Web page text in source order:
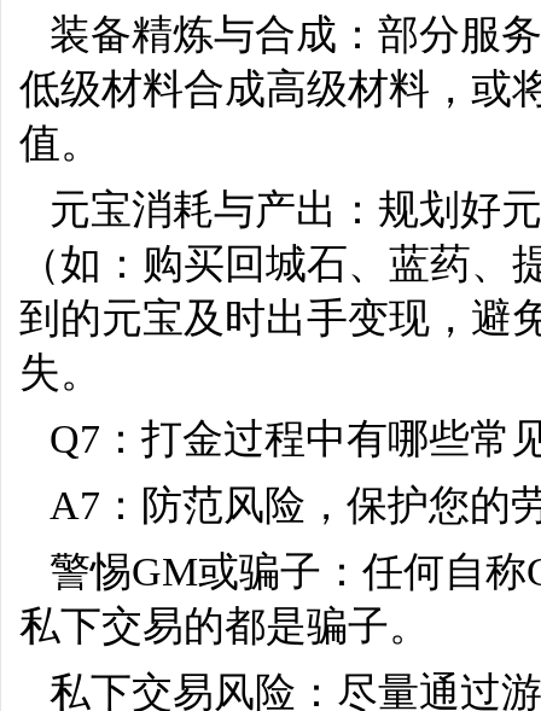
装备精炼与合成：部分服
低级材料合成高级材料，或
值。
元宝消耗与产出：规划好
（如：购买回城石、蓝药
到的元宝及时出手变现，避
失。
Q7：打金过程中有哪些常
A7：防范风险，保护您的
警惕GM或骗子：任何自
私下交易的都是骗子。
私下交易风险：尽量通过